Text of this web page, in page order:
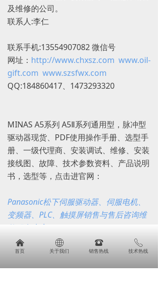
낀 ꄓ 뀵 ꂅ
及维修的公司。
联系人:李仁
联系手机:13554907082 微信号
网址： http://www.chxsz.com www.oil-
gift.com www.szsfwx.com
QQ:184860417、1473293320
MINAS A5系列 A5Ⅱ系列通用型，脉冲型
驱动器现货、PDF使用操作手册、选型手
册、一级代理商、安装调试、维修、安装
接线图、故障、技术参数资料、产品说明
书，选型等，点击进官网：
Panasonic松下伺服驱动器、伺服电机、
变频器、PLC、触摸屏销售与售后咨询维
修服务中心
Panasonic松下伺服驱动器、伺服电机、
变频器、PLC、触摸屏销售与售后咨询维
修服务中心，专业提供Panasonic松下数
낀
首页
ꄓ
关于我们
뀰
销售热线
ꂅ
技术热线